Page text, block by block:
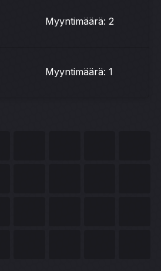
Myyntimäärä: 2
Myyntimäärä: 1